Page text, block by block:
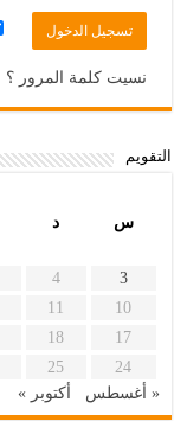
نسيت كلمة المرور ؟
التقويم
س
د
3
4
10
11
17
18
24
25
« أغسطس
أكتوبر »